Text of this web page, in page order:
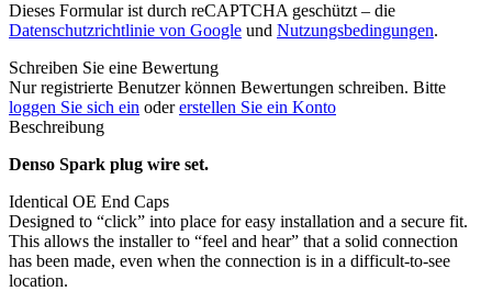
Dieses Formular ist durch reCAPTCHA geschützt – die
Datenschutzrichtlinie von Google und Nutzungsbedingungen.
Schreiben Sie eine Bewertung
Nur registrierte Benutzer können Bewertungen schreiben. Bitte
loggen Sie sich ein odererstellen Sie ein Konto
Beschreibung
Denso Spark plug wire set.
Identical OE End Caps
Designed to “click” into place for easy installation and a secure fit.
This allows the installer to “feel and hear” that a solid connection
has been made, even when the connection is in a difficult-to-see
location.